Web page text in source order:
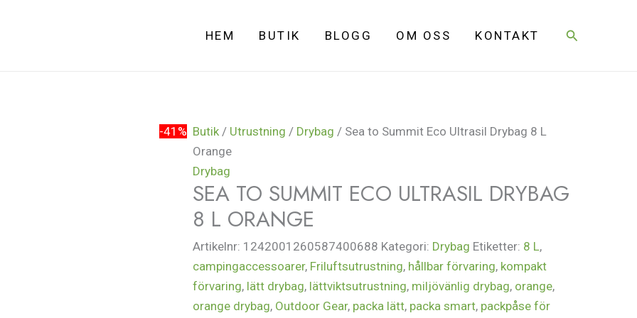
HEM BUTIK BLOGG OM OSS KONTAKT Sök
-41% Butik / Utrustning / Drybag / Sea to Summit Eco Ultrasil Drybag 8 L
Orange
Drybag
SEA TO SUMMIT ECO ULTRASIL DRYBAG
8 L ORANGE
Artikelnr: 1242001260587400688 Kategori: Drybag Etiketter: 8 L,
campingaccessoarer, Friluftsutrustning, hållbar förvaring, kompakt
förvaring, lätt drybag, lättviktsutrustning, miljövänlig drybag, orange,
orange drybag, Outdoor Gear, packa lätt, packa smart, packpåse för